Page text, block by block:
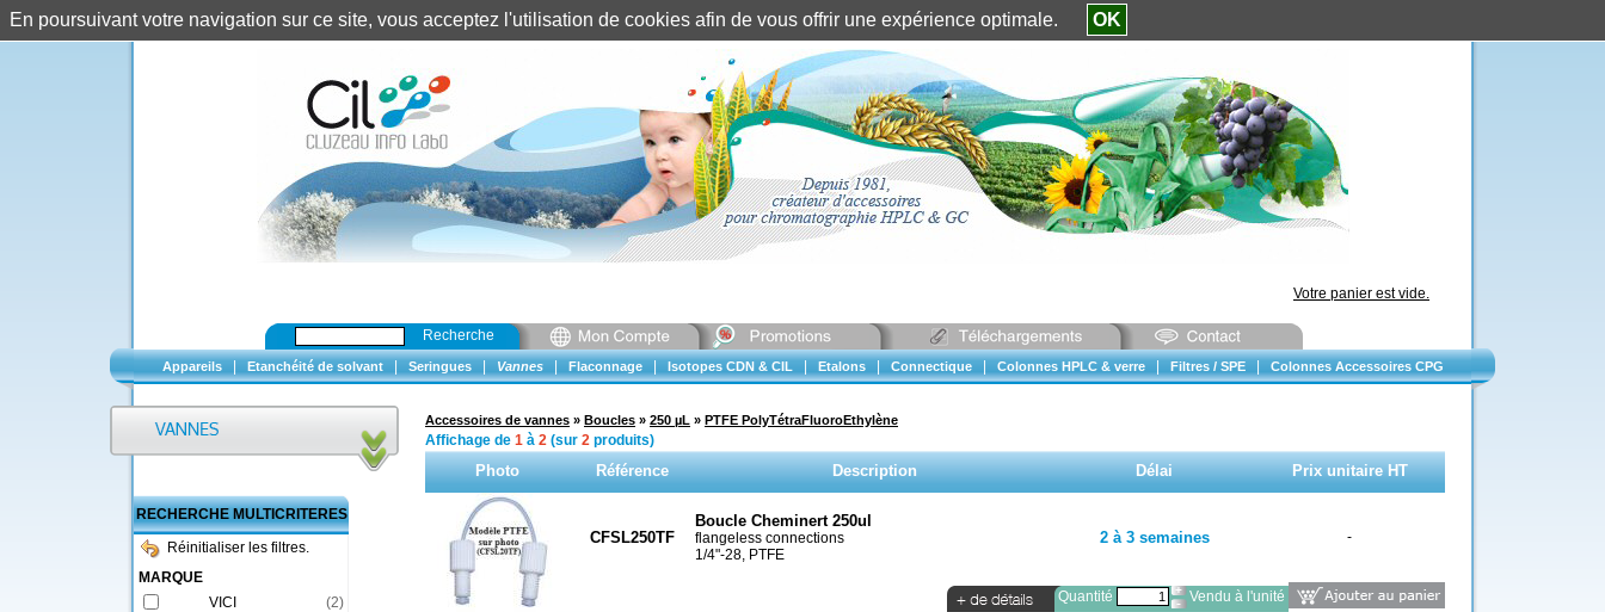
Identification client ||Mon compte
Votre panier est vide.
Recherche
Appareils Etanchéité de solvant Seringues Vannes Flaconnage Isotopes CDN & CIL Etalons Connectique Colonnes HPLC & verre Filtres / SPE Colonnes Accessoires CPG
RECHERCHE MULTICRITERES
Réinitialiser les filtres.
MARQUE
VICI
(2)
Accessoires de vannes » Boucles » 250 µL » PTFE PolyTétraFluoroEthylène
Affichage de 1 à 2 (sur 2 produits)
Photo Référence Description Délai Prix unitaire HT
CFSL250TF
Boucle Cheminert 250ul
flangeless connections
1/4"-28, PTFE
2 à 3 semaines -
Quantité Vendu à l'unité
En poursuivant votre navigation sur ce site, vous acceptez l'utilisation de cookies afin de vous offrir une expérience optimale. OK